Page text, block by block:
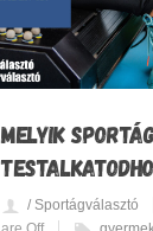
MELYIK
/ Sportágválasztó